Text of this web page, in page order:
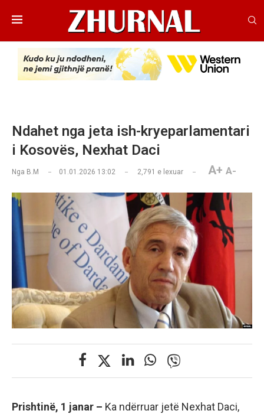
Ndahet nga jeta ish-kryeparlamentari
i Kosovës, Nexhat Daci
Nga B.M 01.01.2026 13:02 2,791 e lexuar A+ A-
Prishtinë, 1 janar – Ka ndërruar jetë Nexhat Daci,